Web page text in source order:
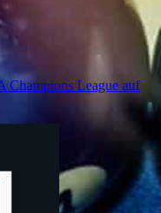
Champions League auf